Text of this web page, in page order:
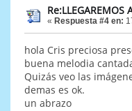
Re:LLEGAREMOS
« Respuesta #4 en:
hola Cris preciosa
buena melodia
Quizás veo las
demas es ok.
un abrazo